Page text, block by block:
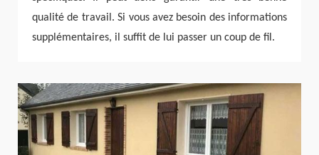
qualité de travail. Si vous avez besoin des informations
supplémentaires, il suffit de lui passer un coup de fil.